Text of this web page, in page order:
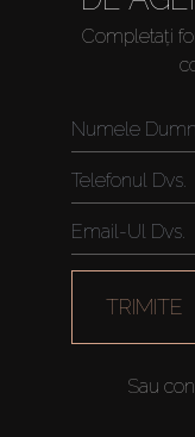
Cumpărați
Închiriați
Completați
TRIMITE
Sau